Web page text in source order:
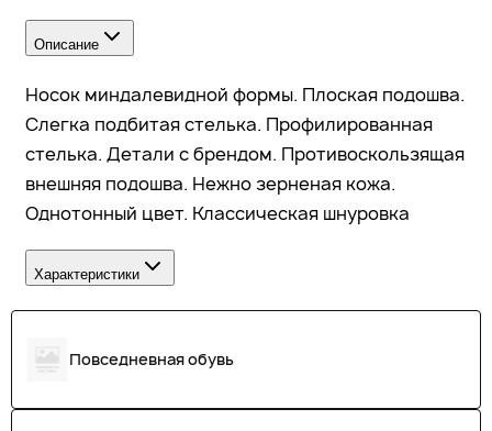
Описание
Носок миндалевидной формы. Плоская подошва.
Слегка подбитая стелька. Профилированная
стелька. Детали с брендом. Противоскользящая
внешняя подошва. Нежно зерненая кожа.
Однотонный цвет. Классическая шнуровка
Характеристики
Повседневная обувь